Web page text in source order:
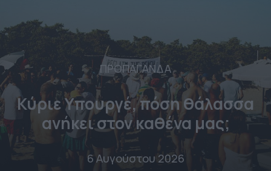
ΠΡΟΠΑΓΑΝΔΑ
Κύριε Υπουργέ, πόση θάλασσα
ανήκει στον καθένα μας;
6 Αυγούστου 2026